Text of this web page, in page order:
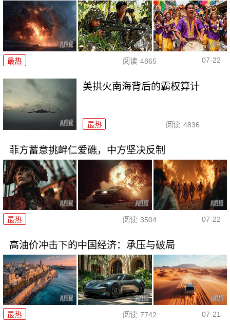
最热 阅读 4865 07-22
美拱火南海背后的霸权算计
最热 阅读 4836
菲方蓄意挑衅仁爱礁，中方坚决反制
最热 阅读 3504 07-22
高油价冲击下的中国经济：承压与破局
最热 阅读 7742 07-21